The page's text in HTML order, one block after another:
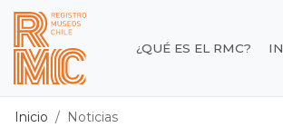
Contenido principal
Registro de
¿QUÉ ES EL RMC?
Inicio Noticias